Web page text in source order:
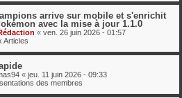
arrive sur mobile et s'enrichit
avec la mise à jour 1.1.0
« ven. 26 juin 2026 - 01:57
Articles
« jeu. 11 juin 2026 - 09:33
des membres